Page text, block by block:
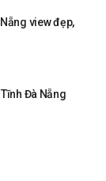
view đẹp,
Đà Nẵng